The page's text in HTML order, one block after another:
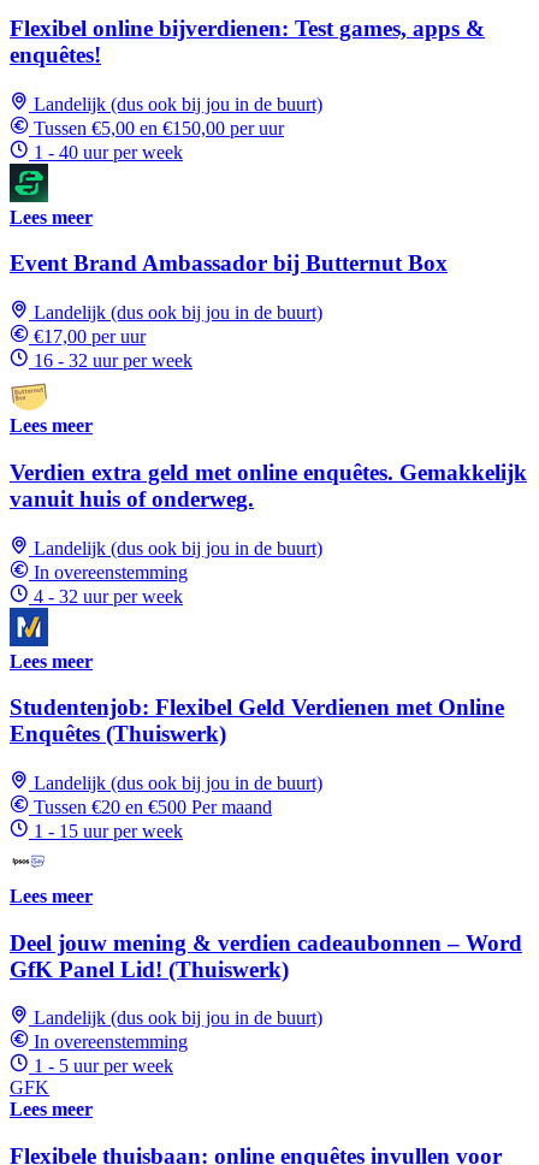
Flexibel online bijverdienen: Test games, apps &
enquêtes!
Landelijk (dus ook bij jou in de buurt)
Tussen €5,00 en €150,00 per uur
1 - 40 uur per week
Lees meer
Event Brand Ambassador bij Butternut Box
Landelijk (dus ook bij jou in de buurt)
€17,00 per uur
16 - 32 uur per week
Lees meer
Verdien extra geld met online enquêtes. Gemakkelijk
vanuit huis of onderweg.
Landelijk (dus ook bij jou in de buurt)
In overeenstemming
4 - 32 uur per week
Lees meer
Studentenjob: Flexibel Geld Verdienen met Online
Enquêtes (Thuiswerk)
Landelijk (dus ook bij jou in de buurt)
Tussen €20 en €500 Per maand
1 - 15 uur per week
Lees meer
Deel jouw mening & verdien cadeaubonnen – Word
GfK Panel Lid! (Thuiswerk)
Landelijk (dus ook bij jou in de buurt)
In overeenstemming
1 - 5 uur per week
GFK
Lees meer
Flexibele thuisbaan: online enquêtes invullen voor